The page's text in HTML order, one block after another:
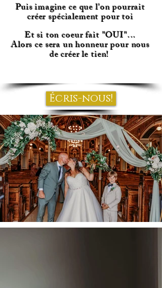
Puis imagine ce que l'on pourrait
créer spécialement pour toi
Et si ton coeur fait "OUI"...
Alors ce sera un honneur pour nous
de créer le tien!
Écris-nous!